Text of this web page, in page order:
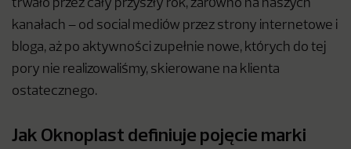
trwało przez cały przyszły rok, zarówno na naszych
kanałach – od social mediów przez strony internetowe i
bloga, aż po aktywności zupełnie nowe, których do tej
pory nie realizowaliśmy, skierowane na klienta
ostatecznego.
Jak Oknoplast definiuje pojęcie marki